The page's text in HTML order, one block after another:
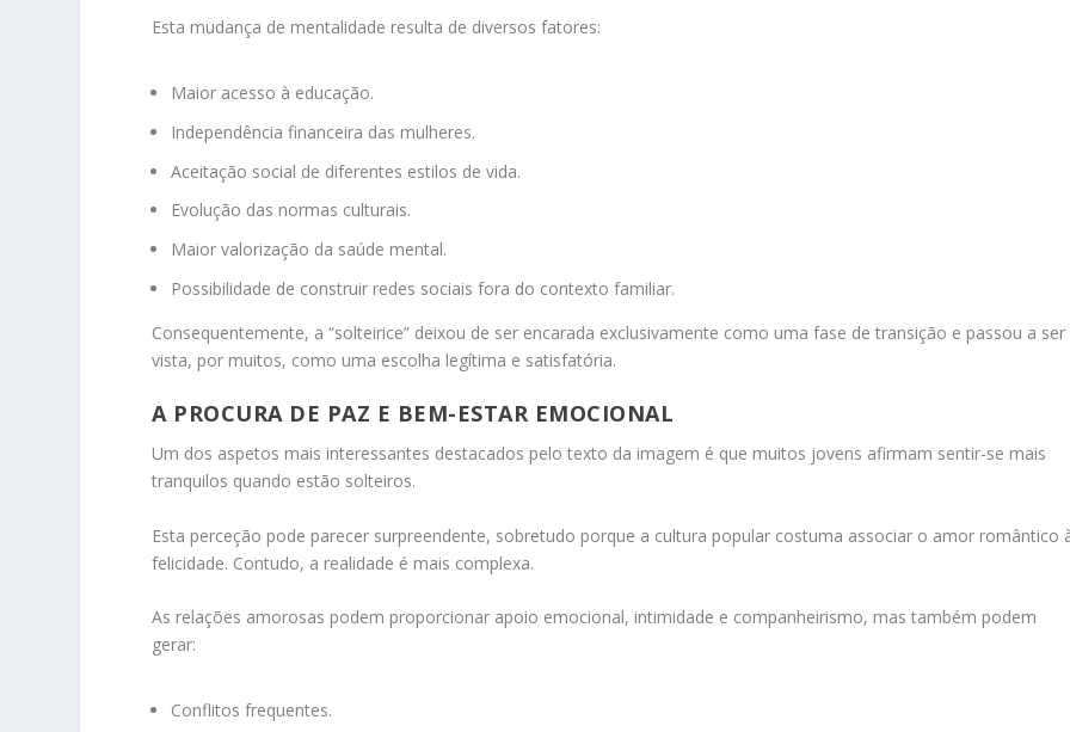
Esta mudança de mentalidade resulta de diversos fatores:
Maior acesso à educação.
Independência financeira das mulheres.
Aceitação social de diferentes estilos de vida.
Evolução das normas culturais.
Maior valorização da saúde mental.
Possibilidade de construir redes sociais fora do contexto familiar.
Consequentemente, a “solteirice” deixou de ser encarada exclusivamente como uma fase de transição e passou a ser
vista, por muitos, como uma escolha legítima e satisfatória.
A PROCURA DE PAZ E BEM-ESTAR EMOCIONAL
Um dos aspetos mais interessantes destacados pelo texto da imagem é que muitos jovens afirmam sentir-se mais
tranquilos quando estão solteiros.
Esta perceção pode parecer surpreendente, sobretudo porque a cultura popular costuma associar o amor romântico
felicidade. Contudo, a realidade é mais complexa.
As relações amorosas podem proporcionar apoio emocional, intimidade e companheirismo, mas também podem
gerar:
Conflitos frequentes.